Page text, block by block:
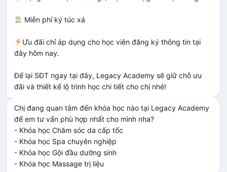
– Chứng chỉ chăm sóc sắc đẹp chuyên sâu
– Chứng chỉ đào tạo nghề quốc gia
Miễn phí ký túc xá
Ưu đãi chỉ áp dụng cho học viên đăng ký thông tin tại
đây hôm nay.
Để lại SĐT ngay tại đây, Legacy Academy sẽ giữ chỗ ưu
đãi và thiết kế lộ trình học chi tiết cho chị nhé!
Chị đang quan tâm đến khóa học nào tại Legacy Academy
để em tư vấn phù hợp nhất cho mình nha?
- Khóa học Chăm sóc da cấp tốc
- Khóa học Spa chuyên nghiệp
- Khóa học Gội đầu dưỡng sinh
- Khóa học Massage trị liệu